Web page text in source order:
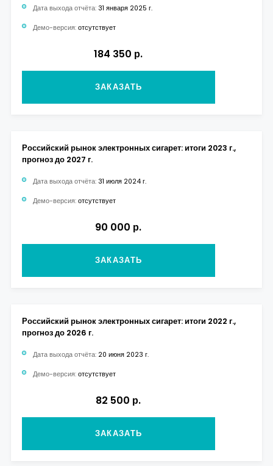
Дата выхода отчёта: 31 января 2025 г.
Демо-версия: отсутствует
184 350 р.
ЗАКАЗАТЬ
Российский рынок электронных сигарет: итоги 2023 г.,
прогноз до 2027 г.
Дата выхода отчёта: 31 июля 2024 г.
Демо-версия: отсутствует
90 000 р.
ЗАКАЗАТЬ
Российский рынок электронных сигарет: итоги 2022 г.,
прогноз до 2026 г.
Дата выхода отчёта: 20 июня 2023 г.
Демо-версия: отсутствует
82 500 р.
ЗАКАЗАТЬ